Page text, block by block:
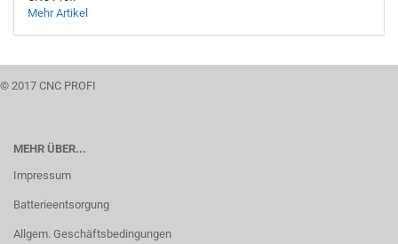
Mehr Artikel
© 2017 CNC PROFI
MEHR ÜBER...
Impressum
Batterieentsorgung
Allgem. Geschäftsbedingungen